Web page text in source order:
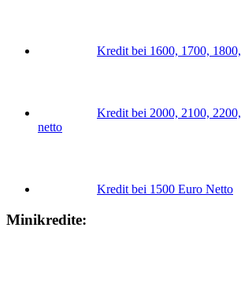
Kredit bei 1600, 1700,
Kredit bei 2000, 2100,
netto
Kredit bei 1500 Euro Netto
Minikredite: